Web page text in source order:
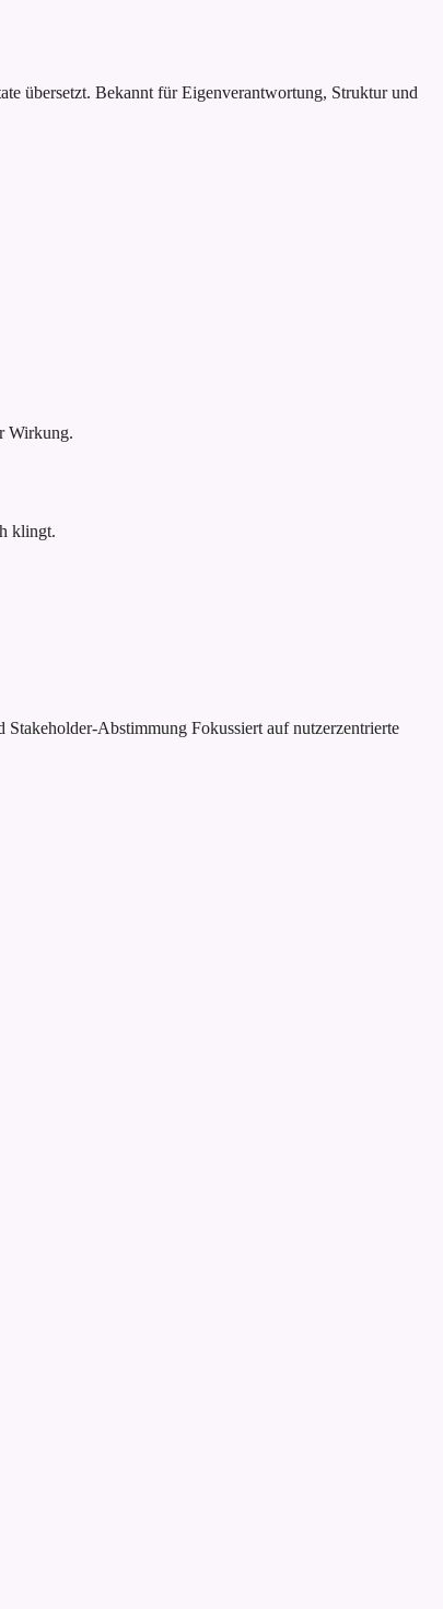
übersetzt. Bekannt für Eigenverantwortung, Struktur und
Wirkung.
klingt.
Stakeholder-Abstimmung Fokussiert auf nutzerzentrierte